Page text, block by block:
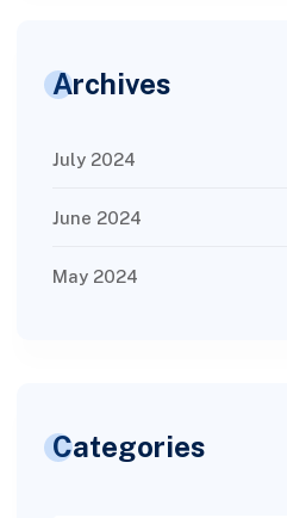
Archives
July 2024
June 2024
May 2024
Categories